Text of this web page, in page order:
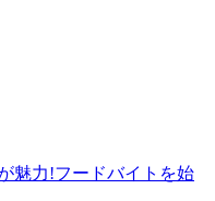
魅力!フードバイトを始